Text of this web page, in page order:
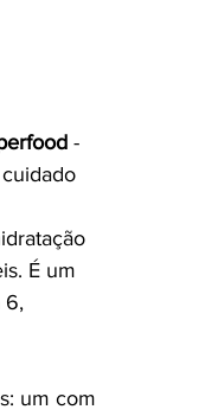
-
É um
6,
um com